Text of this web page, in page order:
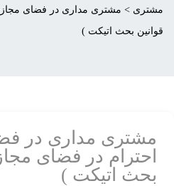
مشتری > مشتری مداری در فضای
قوانین بحث اتیکت )
مشتری مداری در
احترام در فضای
بحث اتیکت )